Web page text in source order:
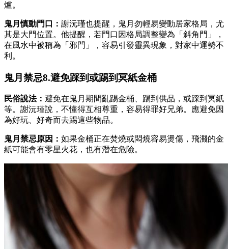
爐。
鬼月慎動門口： 謝沅瑾也提醒，鬼月勿輕易變動居家格局，尤
其是大門位置。他提醒，若門口因格局調整變為「斜角門」，
在風水中被稱為「邪門」，容易引發靈異現象，對家中運勢不
利。
鬼月禁忌8.避免踩到或踢到冥紙金桶
民俗說法： 避免在鬼月期間亂踢金桶、踢到供品，或踩到冥紙
等。謝沅瑾說，不懂得互相尊重，容易得罪好兄弟。應避免因
為好玩、好奇而去踢這些物品。
鬼月禁忌原因： 如果金桶正在焚燒或悶燒容易燙傷，飛濺的金
紙可能會有零星火花，也有潛在危險。